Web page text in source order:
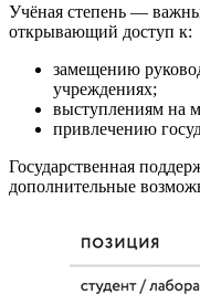
Учёная степень —
открывающий доступ к:
замещению
учреждениях;
выступлениям на
привлечению
Государственная
дополнительные